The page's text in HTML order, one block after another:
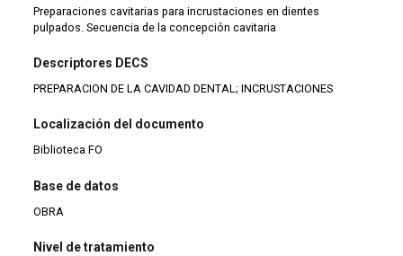
Preparaciones cavitarias para incrustaciones en dientes
pulpados. Secuencia de la concepción cavitaria
Descriptores DECS
PREPARACION DE LA CAVIDAD DENTAL; INCRUSTACIONES
Localización del documento
Biblioteca FO
Base de datos
OBRA
Nivel de tratamiento